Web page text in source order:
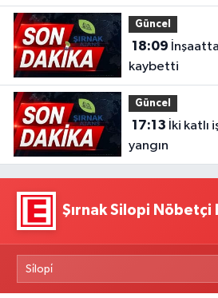
Güncel
18:09
kaybetti
Güncel
17:13
yangın
Şırnak Silopi Nöbetçi